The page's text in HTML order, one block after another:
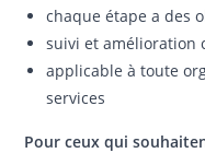
chaque étape a des
suivi et amélioration
applicable à toute
services
Pour ceux qui